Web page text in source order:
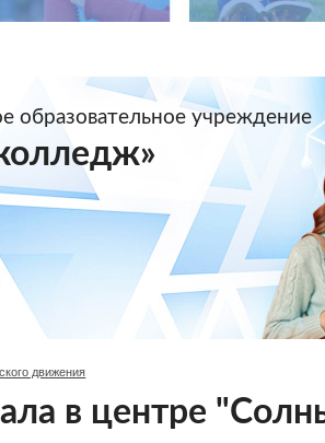
образовательное учреждение
движения
в центре